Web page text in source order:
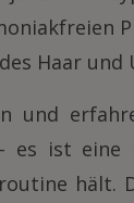
Haar
und
ist eine
hält.